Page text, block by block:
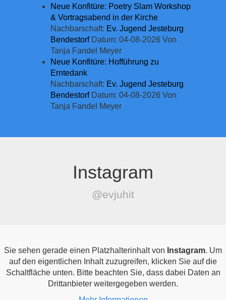
Neue Konfitüre: Poetry Slam Workshop
& Vortragsabend in der Kirche
Nachbarschaft: Ev. Jugend Jesteburg
Bendestorf Datum: 04-08-2026 Von
Tanja Fandel Meyer
Neue Konfitüre: Hofführung zu
Erntedank
Nachbarschaft: Ev. Jugend Jesteburg
Bendestorf Datum: 04-08-2026 Von
Tanja Fandel Meyer
Instagram
@evjuhit
Sie sehen gerade einen Platzhalterinhalt von Instagram. Um
auf den eigentlichen Inhalt zuzugreifen, klicken Sie auf die
Schaltfläche unten. Bitte beachten Sie, dass dabei Daten an
Drittanbieter weitergegeben werden.